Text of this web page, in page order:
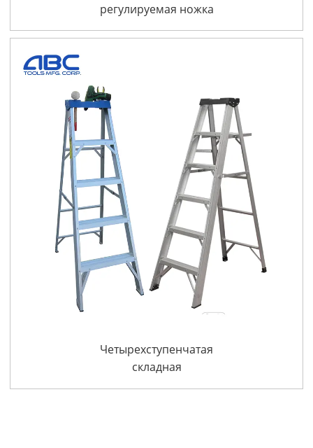
регулируемая ножка
1A тип садовая
алюминиевая тренога
Четырехступенчатая
складная